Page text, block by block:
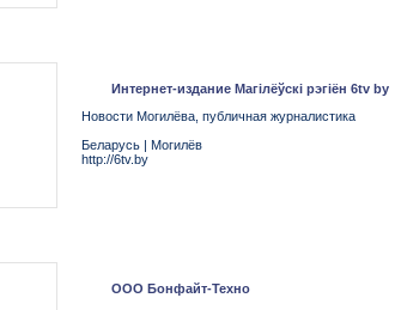
Интернет-издание Магілёўскі рэгіён 6tv by
Новости Могилёва, публичная журналистика
Беларусь | Могилёв
http://6tv.by
ООО Бонфайт-Техно